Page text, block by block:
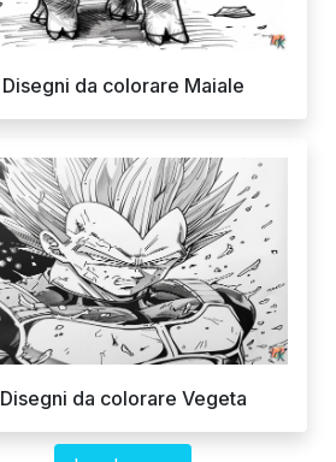
Disegni da colorare Maiale
Disegni da colorare Vegeta